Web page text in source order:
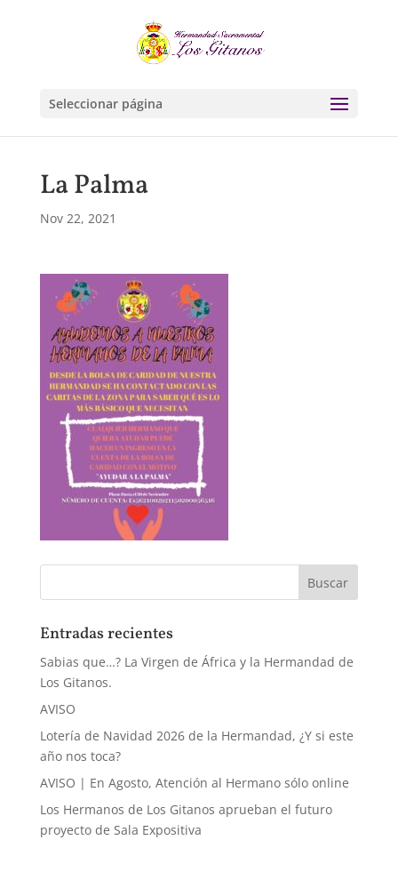
Seleccionar página
La Palma
Nov 22, 2021
Entradas recientes
Sabias que…? La Virgen de África y la Hermandad de
Los Gitanos.
AVISO
Lotería de Navidad 2026 de la Hermandad, ¿Y si este
año nos toca?
AVISO | En Agosto, Atención al Hermano sólo online
Los Hermanos de Los Gitanos aprueban el futuro
proyecto de Sala Expositiva